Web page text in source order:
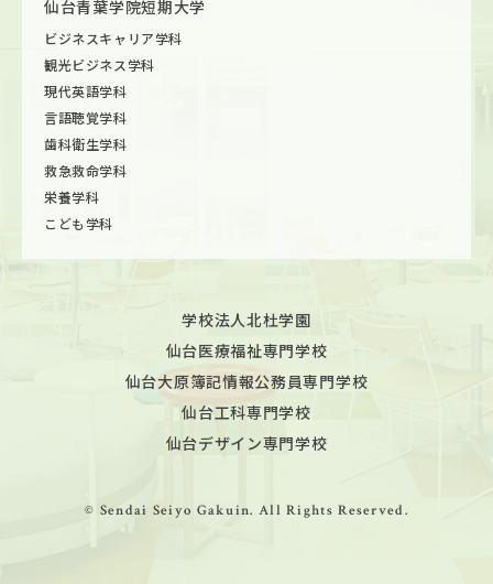
仙台青葉学院短期大学
ビジネスキャリア学科
観光ビジネス学科
現代英語学科
言語聴覚学科
歯科衛生学科
救急救命学科
栄養学科
こども学科
学校法人北杜学園
仙台医療福祉専門学校
仙台大原簿記情報公務員専門学校
仙台工科専門学校
仙台デザイン専門学校
© Sendai Seiyo Gakuin. All Rights Reserved.